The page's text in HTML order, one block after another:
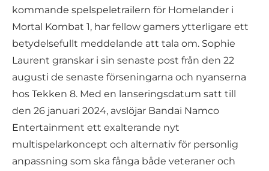
kommande spelspeletrailern för Homelander i
Mortal Kombat 1, har fellow gamers ytterligare ett
betydelsefullt meddelande att tala om. Sophie
Laurent granskar i sin senaste post från den 22
augusti de senaste förseningarna och nyanserna
hos Tekken 8. Med en lanseringsdatum satt till
den 26 januari 2024, avslöjar Bandai Namco
Entertainment ett exalterande nyt
multispelarkoncept och alternativ för personlig
anpassning som ska fånga både veteraner och